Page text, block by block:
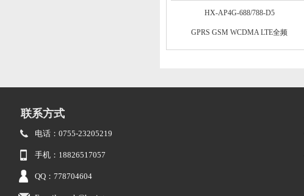
HX-AP4G-688/788-D5
GPRS GSM WCDMA LTE全频
联系方式
电话：0755-23205219
手机：18826517057
QQ：778704604